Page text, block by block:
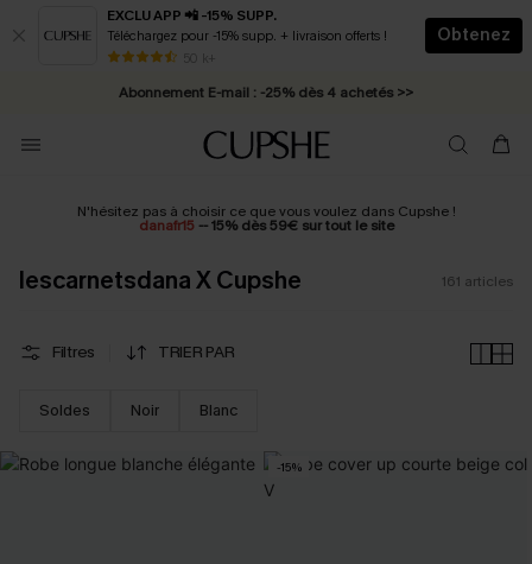
EXCLU APP 📲 -15% SUPP.
Téléchargez pour -15% supp. + livraison offerts !
50 k+
Obtenez
* Livraison éclair 2-3 jours ouvrés >>
Abonnement E-mail : -25% dès 4 achetés >>
N'hésitez pas à choisir ce que vous voulez dans Cupshe !
danafr15 -- 15% dès 59€ sur tout le site
lescarnetsdana X Cupshe 161 articles
Filtres TRIER PAR
Soldes Noir Blanc
-15%